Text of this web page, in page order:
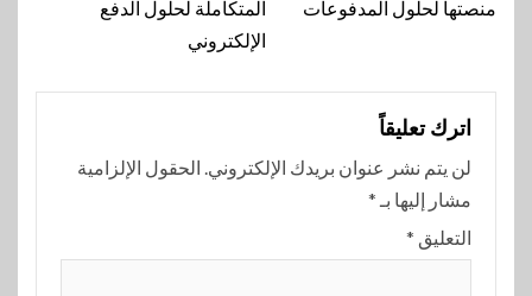
المتكاملة لحلول الدفع
الإلكتروني
منصتها لحلول المدفوعات
اترك تعليقاً
لن يتم نشر عنوان بريدك الإلكتروني. الحقول الإلزامية
مشار إليها بـ *
التعليق *